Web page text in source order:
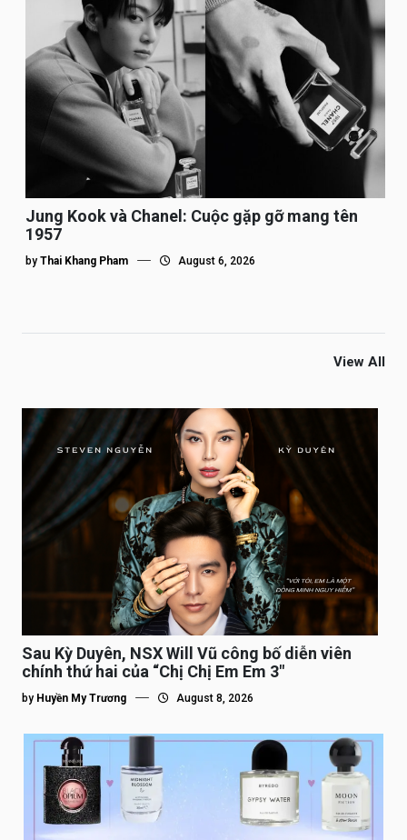
Jung Kook và Chanel: Cuộc gặp gỡ mang tên
1957
by Thai Khang Pham August 6, 2026
View All
Sau Kỳ Duyên, NSX Will Vũ công bố diễn viên
chính thứ hai của “Chị Chị Em Em 3″
by Huyền My Trương August 8, 2026